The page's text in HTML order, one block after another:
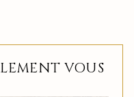
VOUS